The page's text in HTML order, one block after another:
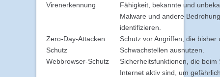
Virenerkennung
Fähigkeit, bekannte und
Malware und andere
identifizieren.
Zero-Day-Attacken
Schutz
Schutz vor Angriffen, die bisher
Schwachstellen ausnutzen.
Webbrowser-Schutz
Sicherheitsfunktionen, die beim
Internet aktiv sind, um